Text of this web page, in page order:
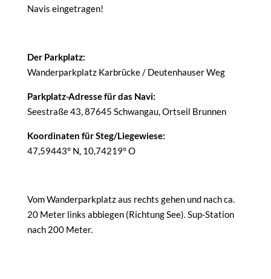
Navis eingetragen!
Der Parkplatz:
Wanderparkplatz Karbrücke / Deutenhauser Weg
Parkplatz-Adresse für das Navi:
Seestraße 43, 87645 Schwangau, Ortseil Brunnen
Koordinaten für Steg/Liegewiese:
47,59443° N, 10,74219° O
Vom Wanderparkplatz aus rechts gehen und nach ca.
20 Meter links abbiegen (Richtung See). Sup-Station
nach 200 Meter.